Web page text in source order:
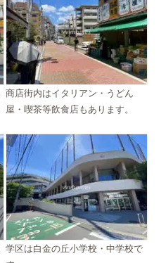
商店街内はイタリアン・うどん
屋・喫茶等飲食店もあります。
学区は白金の丘小学校・中学校で